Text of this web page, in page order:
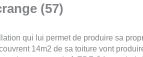
(57)
qui lui permet de produire sa
14m2 de sa toiture vont